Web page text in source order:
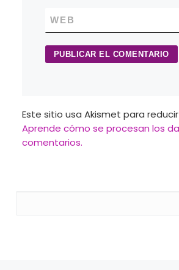
WEB
Este sitio usa Akismet para
Aprende cómo se procesan los
comentarios.